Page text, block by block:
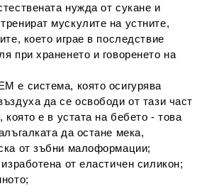
нужда от сукане и
мускулите на устните,
което играе в последствие
при храненето и говоренето на
е система, която осигурява
да се освободи от тази част
която е в устата на бебето - това
да остане мека,
от зъбни малоформации;
от еластичен силикон;